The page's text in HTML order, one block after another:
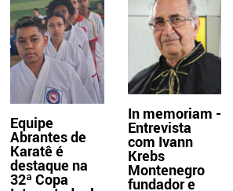
Equipe
Abrantes de
Karatê é
destaque na
32ª Copa
In memoriam -
Entrevista
com Ivann
Krebs
Montenegro
fundador e